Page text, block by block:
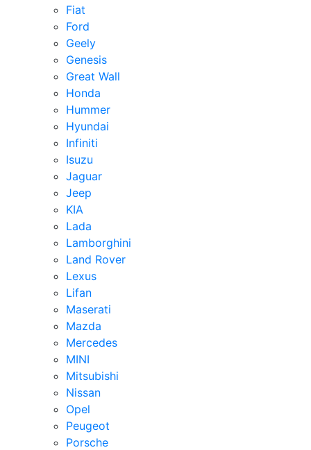
Fiat
Ford
Geely
Genesis
Great Wall
Honda
Hummer
Hyundai
Infiniti
Isuzu
Jaguar
Jeep
KIA
Lada
Lamborghini
Land Rover
Lexus
Lifan
Maserati
Mazda
Mercedes
MINI
Mitsubishi
Nissan
Opel
Peugeot
Porsche